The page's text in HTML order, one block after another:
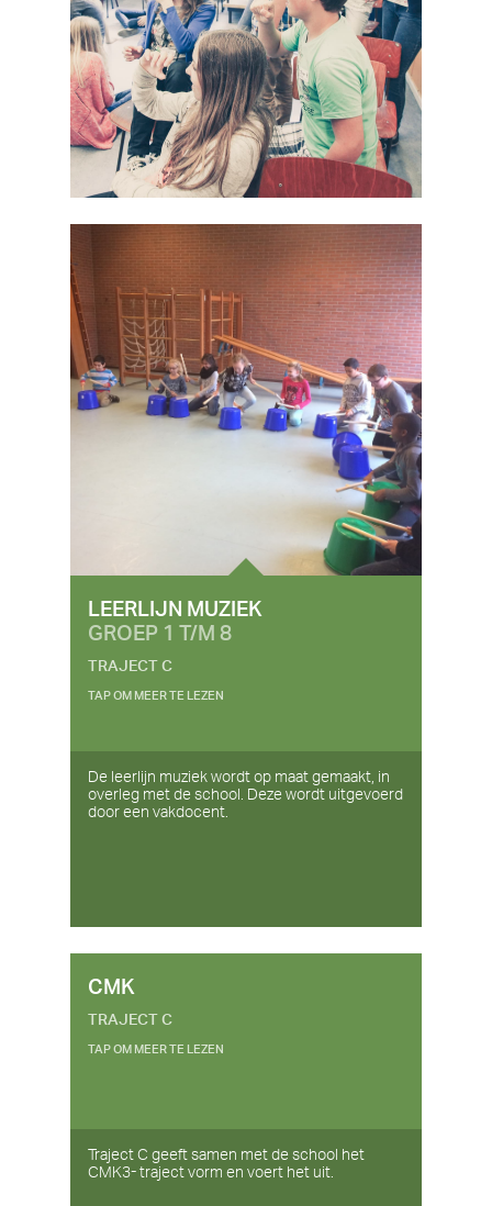
LEERLIJN MUZIEK
GROEP 1 T/M 8
TRAJECT C
TAP OM MEER TE LEZEN
De leerlijn muziek wordt op maat gemaakt, in
overleg met de school. Deze wordt uitgevoerd
door een vakdocent.
CMK
TRAJECT C
TAP OM MEER TE LEZEN
Traject C geeft samen met de school het
CMK3- traject vorm en voert het uit.